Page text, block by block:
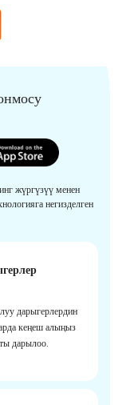
жүргүзүү менен
негизделген
дарыгерлердин
кеңеш алыңыз
дарылоо.